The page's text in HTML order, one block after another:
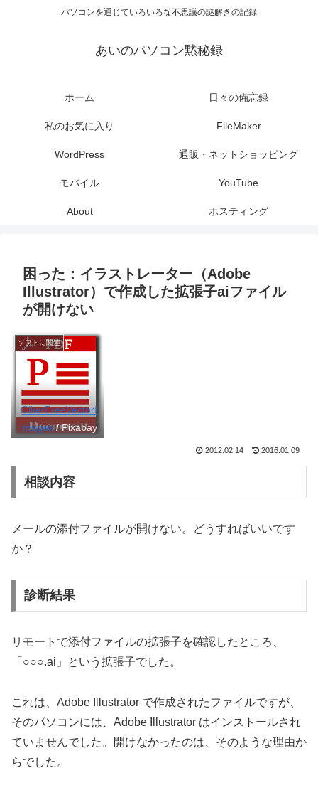
パソコンを通じていろいろな不思議の謎解きの記録
あいのパソコン黙秘録
ホーム 日々の備忘録
私のお気に入り FileMaker
WordPress 通販・ネットショッピング
モバイル YouTube
About ホスティング
困った：イラストレーター（Adobe
Illustrator）で作成した拡張子aiファイル
が開けない
ソフトに関連
ClkerFreeVectorI
mages/ Pixabay
2012.02.14 2016.01.09
相談内容
メールの添付ファイルが開けない。どうすればいいです
か？
診断結果
リモートで添付ファイルの拡張子を確認したところ、
「○○○.ai」という拡張子でした。
これは、Adobe Illustrator で作成されたファイルですが、
そのパソコンには、Adobe Illustrator はインストールされ
ていませんでした。開けなかったのは、そのような理由か
らでした。